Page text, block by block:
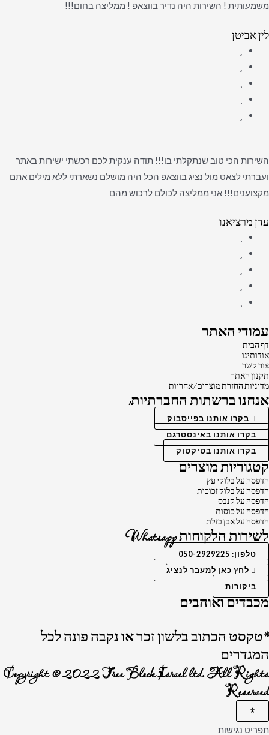
משמעותית ! השירות היה נדיר בווצאפ ! ממליצה בחום!!!
לין אביטן
השירות הכי טוב שנתקלתי בו!!! תודה ענקית לכם רכשתי ישירות באתר
ועברתי לצאט מול נציג בווצאפ הכל היה מושלם נשארתי ללא מילים אתם
מקצוענים!!! אני ממליצה לכולם לרכוש מהם
עדן מרציאנו
עמודי האתר
דף הבית
אודותינו
צור קשר
תקנון האתר
מדיניות החזרת מוצרים/אחריות
אנחנו ברשתות החברתיות:
בקרו אותנו בפייסבוק
בקרו אותנו באינסטרגם
בקרו אותנו בטיקטוק
קטגוריות מוצרים
הדפסה על בלוקי עץ
הדפסה על בלוק זכוכית
הדפסה על קנבס
הדפסה על כוסות
הדפסה על אבן בזלת
לשירות הלקוחות Whatsapp
טלפון: 050-2929225
לחץ כאן למעבר לנציג
ביקורות
מכבדים ואוהבים
*טקסט הכתוב בלשון זכר או נקבה פונה לכל
המגדרים
Copyright © 2022 Tree Block Israel ltd. All Rights
Reserved
תפריט נגישות